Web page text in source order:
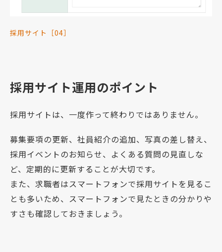
採用サイト［04］
採用サイト運用のポイント
採用サイトは、一度作って終わりではありません。
募集要項の更新、社員紹介の追加、写真の差し替え、
採用イベントのお知らせ、よくある質問の見直しな
ど、定期的に更新することが大切です。
また、求職者はスマートフォンで採用サイトを見るこ
とも多いため、スマートフォンで見たときの分かりや
すさも確認しておきましょう。